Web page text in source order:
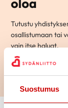
Suostumus
Tutustu
osallistumaan tai
vain itse haluat.